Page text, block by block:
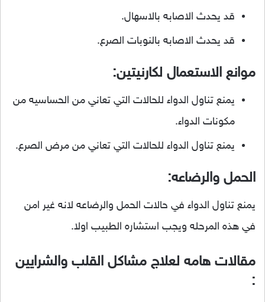
قد يحدث الاصابه بالاسهال.
قد يحدث الاصابه بالنوبات الصرع.
موانع الاستعمال لكارنيتين:
يمنع تناول الدواء للحالات التي تعاني من الحساسيه من
مكونات الدواء.
يمنع تناول الدواء للحالات التي تعاني من مرض الصرع.
الحمل والرضاعه:
يمنع تناول الدواء في حالات الحمل والرضاعه لانه غير امن
في هذه المرحله ويجب استشاره الطبيب اولا.
مقالات هامه لعلاج مشاكل القلب والشرايين
: